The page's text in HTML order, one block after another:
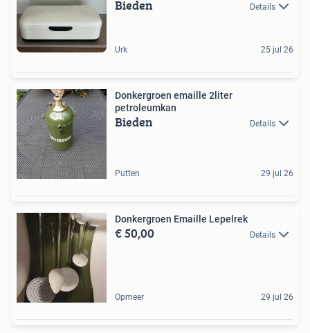
Bieden Details
Urk 25 jul 26
Donkergroen emaille 2liter
petroleumkan
Bieden Details
Putten 29 jul 26
Donkergroen Emaille Lepelrek
€ 50,00 Details
Opmeer 29 jul 26